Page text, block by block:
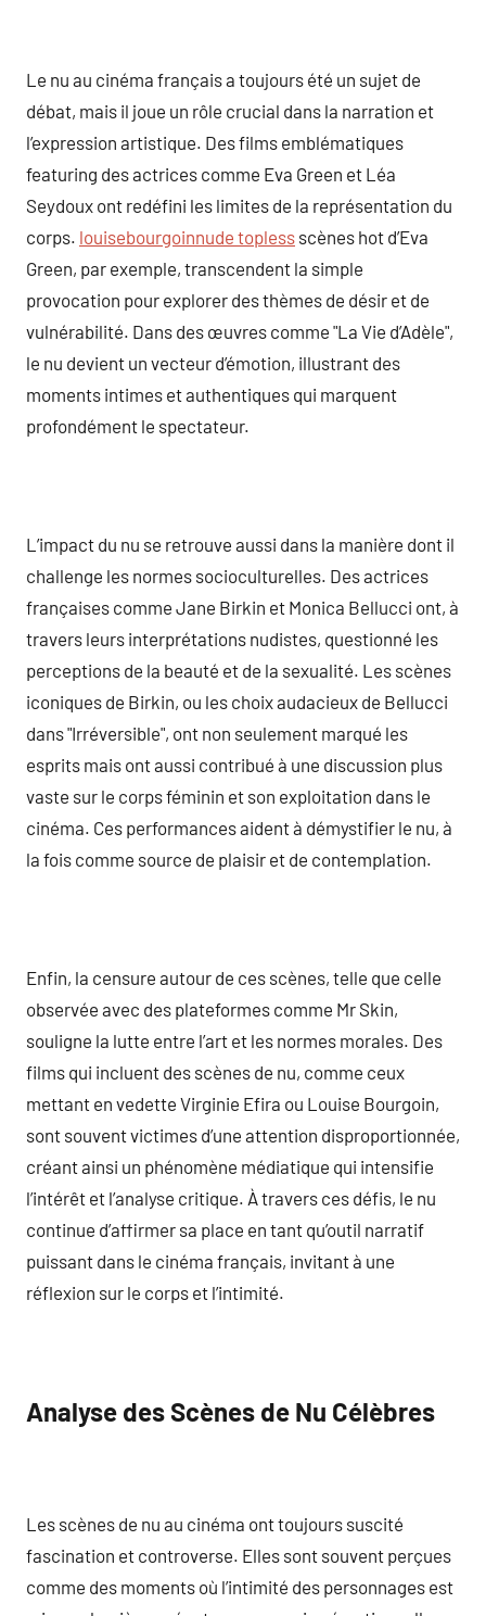
Le nu au cinéma français a toujours été un sujet de
débat, mais il joue un rôle crucial dans la narration et
l’expression artistique. Des films emblématiques
featuring des actrices comme Eva Green et Léa
Seydoux ont redéfini les limites de la représentation du
corps. louisebourgoinnude topless scènes hot d’Eva
Green, par exemple, transcendent la simple
provocation pour explorer des thèmes de désir et de
vulnérabilité. Dans des œuvres comme "La Vie d’Adèle",
le nu devient un vecteur d’émotion, illustrant des
moments intimes et authentiques qui marquent
profondément le spectateur.
L’impact du nu se retrouve aussi dans la manière dont il
challenge les normes socioculturelles. Des actrices
françaises comme Jane Birkin et Monica Bellucci ont, à
travers leurs interprétations nudistes, questionné les
perceptions de la beauté et de la sexualité. Les scènes
iconiques de Birkin, ou les choix audacieux de Bellucci
dans "Irréversible", ont non seulement marqué les
esprits mais ont aussi contribué à une discussion plus
vaste sur le corps féminin et son exploitation dans le
cinéma. Ces performances aident à démystifier le nu, à
la fois comme source de plaisir et de contemplation.
Enfin, la censure autour de ces scènes, telle que celle
observée avec des plateformes comme Mr Skin,
souligne la lutte entre l’art et les normes morales. Des
films qui incluent des scènes de nu, comme ceux
mettant en vedette Virginie Efira ou Louise Bourgoin,
sont souvent victimes d’une attention disproportionnée,
créant ainsi un phénomène médiatique qui intensifie
l’intérêt et l’analyse critique. À travers ces défis, le nu
continue d’affirmer sa place en tant qu’outil narratif
puissant dans le cinéma français, invitant à une
réflexion sur le corps et l’intimité.
Analyse des Scènes de Nu Célèbres
Les scènes de nu au cinéma ont toujours suscité
fascination et controverse. Elles sont souvent perçues
comme des moments où l’intimité des personnages est